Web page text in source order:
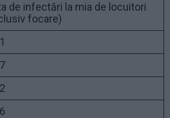
de infectări la mia de locuitori
focare)